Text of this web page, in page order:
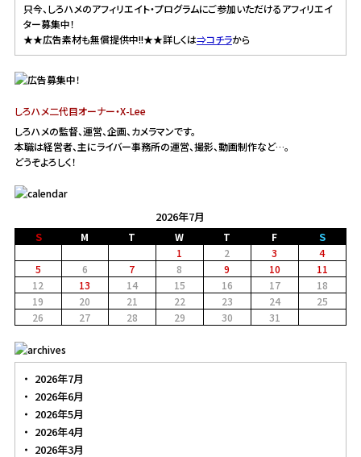
只今、しろハメのアフィリエイト・プログラムにご参加いただけるアフィリエイ
ター募集中！
★★広告素材も無償提供中!!★★詳しくは⇒コチラから
しろハメ二代目オーナー・X-Lee
しろハメの監督、運営、企画、カメラマンです。
本職は経営者、主にライバー事務所の運営、撮影、動画制作など…。
どうぞよろしく！
2026年7月
Ｓ M T W T F
Ｓ
1
2 3
4
5
6 7 8 9 10
11
12
13 14 15 16 17
18
19
20 21 22 23 24
25
26
27 28 29 30 31
2026年7月
2026年6月
2026年5月
2026年4月
2026年3月